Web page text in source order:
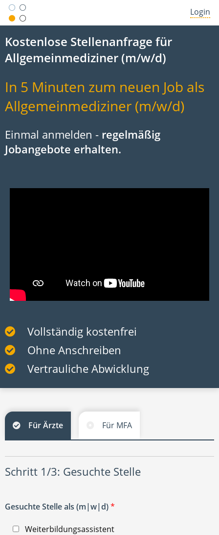
Login
Kostenlose Stellenanfrage für
Allgemeinmediziner (m/w/d)
In 5 Minuten zum neuen Job als
Allgemeinmediziner (m/w/d)
Einmal anmelden - regelmäßig
Jobangebote erhalten.
Vollständig kostenfrei
Ohne Anschreiben
Vertrauliche Abwicklung
Für Ärzte Für MFA
Schritt 1/3: Gesuchte Stelle
Gesuchte Stelle als (m|w|d)*
Weiterbildungsassistent